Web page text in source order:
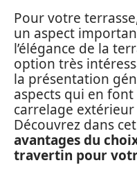
Pour votre
un aspect
l’élégance de la
option très
la présentation
aspects qui en
carrelage
Découvrez dans
avantages du
travertin pour